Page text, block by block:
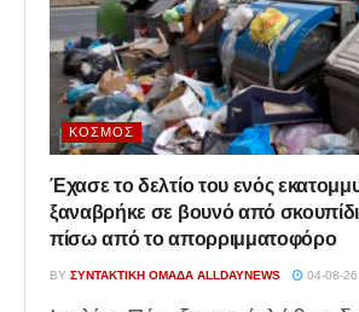
ΚΌΣΜΟΣ
Έχασε το δελτίο του ενός
ξαναβρήκε σε βουνό από
πίσω από το απορριμματοφόρο
BY ΣΥΝΤΑΚΤΙΚΉ ΟΜΆΔΑ ALLDAYNEWS 04-08-